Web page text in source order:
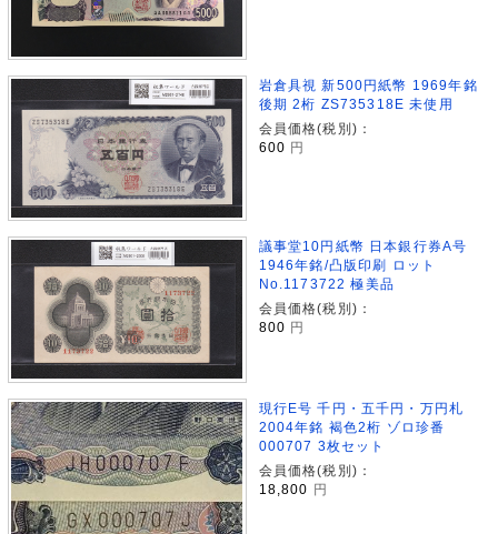
岩倉具視 新500円紙幣 1969年銘
後期 2桁 ZS735318E 未使用
会員価格(税別)：
600 円
議事堂10円紙幣 日本銀行券A号
1946年銘/凸版印刷 ロット
No.1173722 極美品
会員価格(税別)：
800 円
現行E号 千円・五千円・万円札
2004年銘 褐色2桁 ゾロ珍番
000707 3枚セット
会員価格(税別)：
18,800 円